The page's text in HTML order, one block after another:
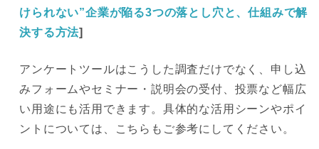
けられない”企業が陥る3つの落とし穴と、仕組みで解
決する方法]
アンケートツールはこうした調査だけでなく、申し込
みフォームやセミナー・説明会の受付、投票など幅広
い用途にも活用できます。具体的な活用シーンやポイ
ントについては、こちらもご参考にしてください。